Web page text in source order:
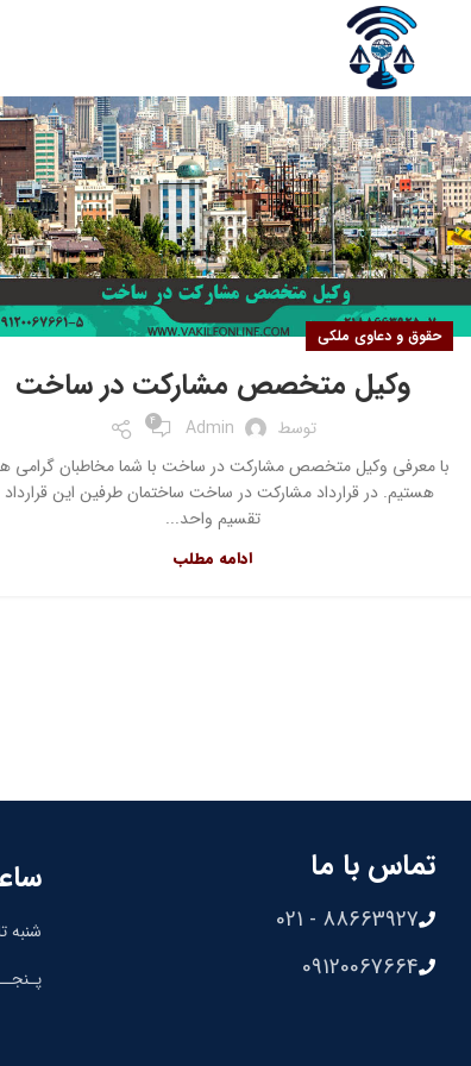
حقوق و دعاوی ملکی
وکیل متخصص مشارکت در ساخت
توسط Admin
4
با معرفی وکیل متخصص مشارکت در ساخت با شما مخاطبان گرامی
هستیم. در قرارداد مشارکت در ساخت ساختمان طرفین این قرارداد
تقسیم واحد...
ادامه مطلب
تماس با ما
88663927 - 021
09120067664
شنبه تا